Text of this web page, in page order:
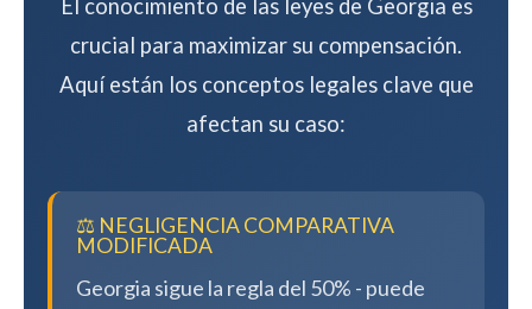
El conocimiento de las leyes de Georgia es
crucial para maximizar su compensación.
Aquí están los conceptos legales clave que
afectan su caso:
⚖️ NEGLIGENCIA COMPARATIVA
MODIFICADA
Georgia sigue la regla del 50% - puede